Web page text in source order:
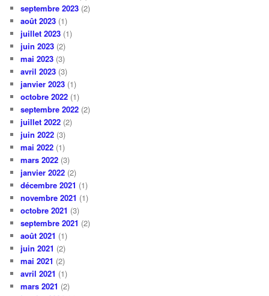
septembre 2023 (2)
août 2023 (1)
juillet 2023 (1)
juin 2023 (2)
mai 2023 (3)
avril 2023 (3)
janvier 2023 (1)
octobre 2022 (1)
septembre 2022 (2)
juillet 2022 (2)
juin 2022 (3)
mai 2022 (1)
mars 2022 (3)
janvier 2022 (2)
décembre 2021 (1)
novembre 2021 (1)
octobre 2021 (3)
septembre 2021 (2)
août 2021 (1)
juin 2021 (2)
mai 2021 (2)
avril 2021 (1)
mars 2021 (2)